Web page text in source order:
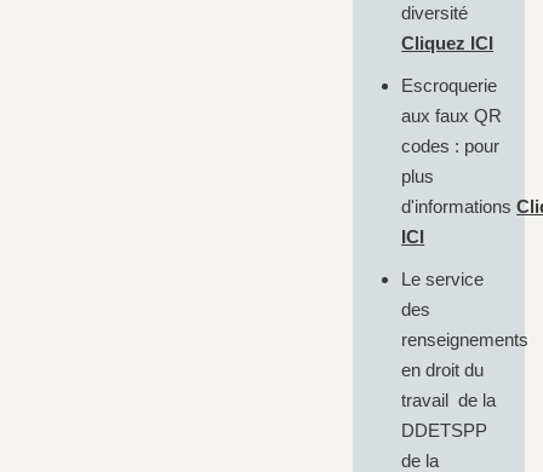
diversité
Cliquez ICI
Escroquerie
aux faux QR
codes : pour
plus
d'informations
ICI
Le service
des
renseignements
en droit du
travail de la
DDETSPP
de la